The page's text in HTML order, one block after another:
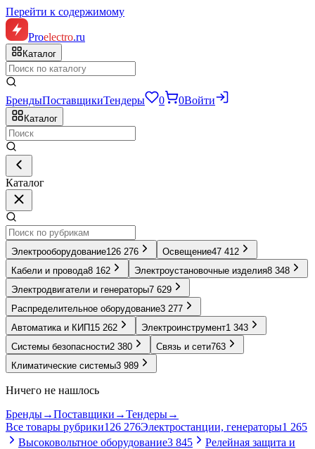
Перейти к содержимому
Proelectro.ru
Каталог
БрендыПоставщикиТендеры 0 0Войти
Каталог
Каталог
Электрооборудование126 276 Освещение47 412
Кабели и провода8 162 Электроустановочные изделия8 348
Электродвигатели и генераторы7 629
Распределительное оборудование3 277
Автоматика и КИП 15 262 Электроинструмент1 343
Системы безопасности2 380 Связь и сети763
Климатические системы3 989
Ничего не нашлось
Бренды→Поставщики →Тендеры→
Все товары рубрики126 276Электростанции, генераторы1 265
Высоковольтное оборудование3 845
Релейная защита и